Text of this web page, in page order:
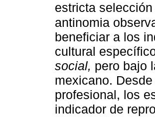
estricta
antinomia
beneficiar a los
cultural
social, pero bajo
mexicano.
profesional, los
indicador de